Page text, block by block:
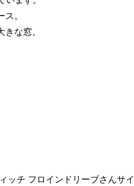
。
な窓。
ッチ フロインドリーブさんサイ